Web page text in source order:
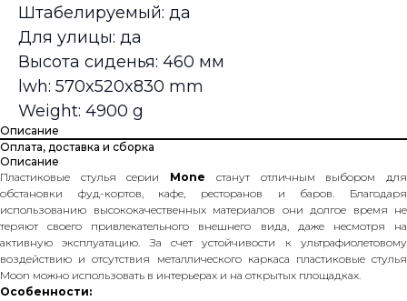
Штабелируемый: да
Для улицы: да
Высота сиденья: 460 мм
lwh: 570x520x830 mm
Weight: 4900 g
Описание
Оплата, доставка и сборка
Описание
Пластиковые стулья серии Mone станут отличным выбором для
обстановки фуд-кортов, кафе, ресторанов и баров. Благодаря
использованию высококачественных материалов они долгое время не
теряют своего привлекательного внешнего вида, даже несмотря на
активную эксплуатацию. За счет устойчивости к ультрафиолетовому
воздействию и отсутствия металлического каркаса пластиковые стулья
Moon можно использовать в интерьерах и на открытых площадках.
Особенности: